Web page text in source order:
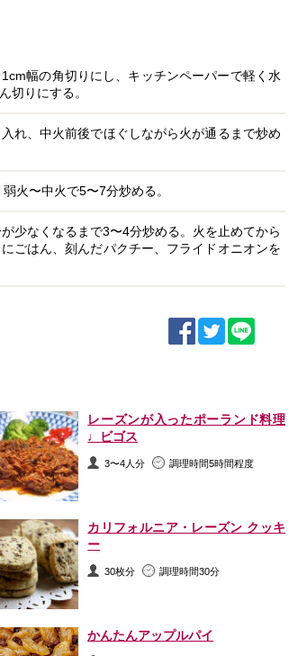
幅の角切りにし、キッチンペーパーで軽く水
切りにする。
れ、中火前後でほぐしながら火が通るまで炒め
火〜中火で5〜7分炒める。
少なくなるまで3〜4分炒める。火を止めてから
ごはん、刻んだパクチー、フライドオニオンを
レーズンが入ったポーランド料理
♩ビゴス
3〜4人分 調理時間5時間程度
カリフォルニア・レーズン クッキ
ー
30枚分 調理時間30分
かんたんアップルパイ